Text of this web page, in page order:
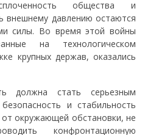
общества и
внешнему давлению остаются
силы. Во время этой войны
на технологическом
крупных держав, оказались
должна стать серьезным
и стабильность
окружающей обстановки, не
конфронтационную